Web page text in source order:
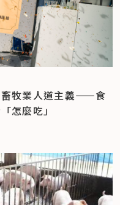
畜牧業人道主義——食
怎麼吃」